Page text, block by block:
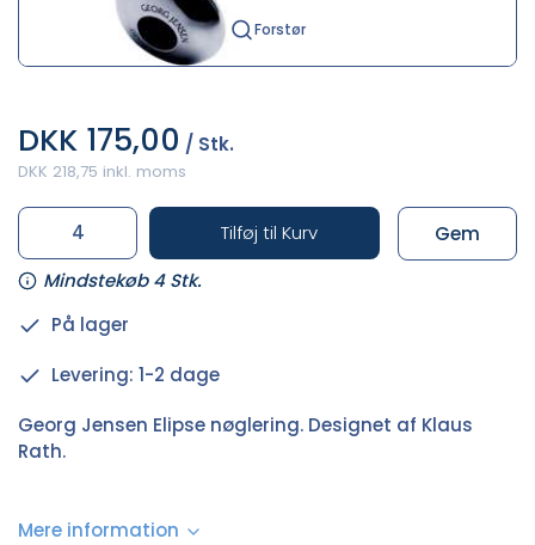
Forstør
DKK 175,00 / Stk.
DKK 218,75 inkl. moms
Tilføj til Kurv
Mindstekøb 4 Stk.
Gem
På lager
Levering: 1-2 dage
Georg Jensen Elipse nøglering. Designet af Klaus
Rath.
Mere information